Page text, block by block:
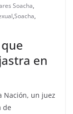
Soacha,
,Soacha,
en
Nación, un juez
de